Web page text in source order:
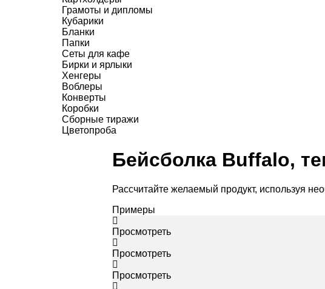
Грамоты и дипломы
Кубарики
Бланки
Папки
Сеты для кафе
Бирки и ярлыки
Хенгеры
Воблеры
Конверты
Коробки
Сборные тиражи
Цветопроба
Бейсболка Buffalo,
Рассчитайте желаемый продукт, используя
Примеры
Просмотреть
Просмотреть
Просмотреть